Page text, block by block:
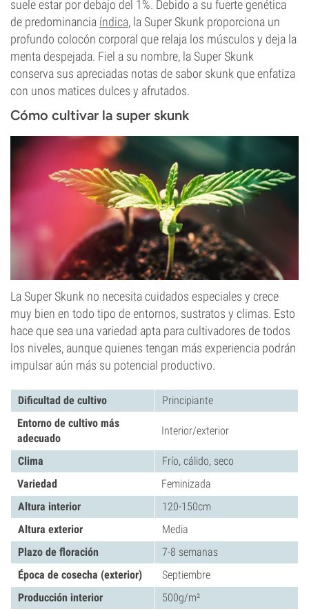
suele estar por debajo del 1%. Debido a su fuerte genética
de predominancia índica, la Super Skunk proporciona un
profundo colocón corporal que relaja los músculos y deja la
menta despejada. Fiel a su nombre, la Super Skunk
conserva sus apreciadas notas de sabor skunk que enfatiza
con unos matices dulces y afrutados.
Cómo cultivar la super skunk
La Super Skunk no necesita cuidados especiales y crece
muy bien en todo tipo de entornos, sustratos y climas. Esto
hace que sea una variedad apta para cultivadores de todos
los niveles, aunque quienes tengan más experiencia podrán
impulsar aún más su potencial productivo.
Dificultad de cultivo
Principiante
Entorno de cultivo más
adecuado
Interior/exterior
Clima
Frío, cálido, seco
Variedad
Feminizada
Altura interior
120-150cm
Altura exterior
Media
Plazo de floración
7-8 semanas
Época de cosecha (exterior)
Septiembre
Producción interior
500g/m²